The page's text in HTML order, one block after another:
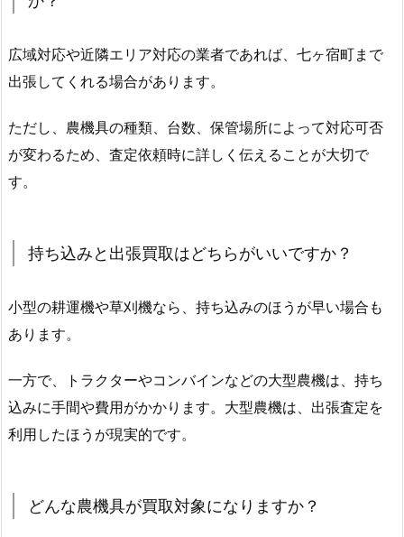
広域対応や近隣エリア対応の業者であれば、七ヶ宿町まで
出張してくれる場合があります。
ただし、農機具の種類、台数、保管場所によって対応可否
が変わるため、査定依頼時に詳しく伝えることが大切で
す。
持ち込みと出張買取はどちらがいいですか？
小型の耕運機や草刈機なら、持ち込みのほうが早い場合も
あります。
一方で、トラクターやコンバインなどの大型農機は、持ち
込みに手間や費用がかかります。大型農機は、出張査定を
利用したほうが現実的です。
どんな農機具が買取対象になりますか？